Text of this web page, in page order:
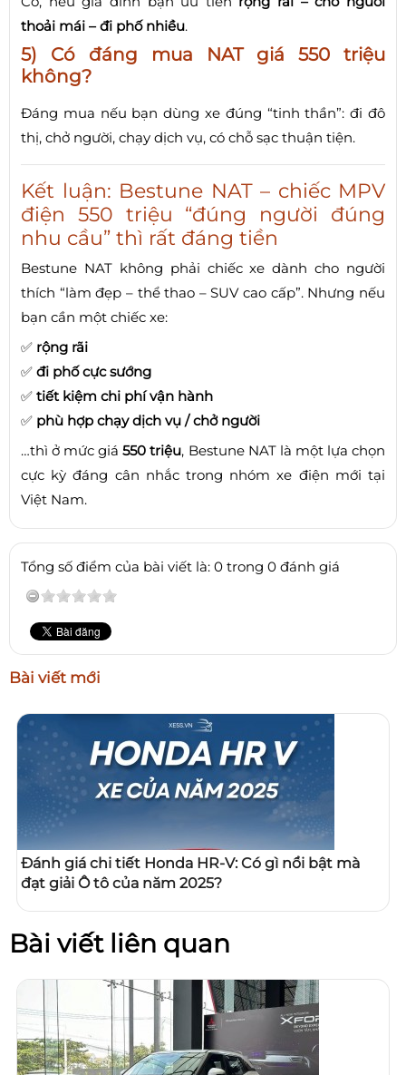
thoải mái – đi phố nhiều.
5) Có đáng mua NAT giá 550 triệu
không?
Đáng mua nếu bạn dùng xe đúng “tinh thần”: đi đô
thị, chở người, chạy dịch vụ, có chỗ sạc thuận tiện.
Kết luận: Bestune NAT – chiếc MPV
điện 550 triệu “đúng người đúng
nhu cầu” thì rất đáng tiền
Bestune NAT không phải chiếc xe dành cho người
thích “làm đẹp – thể thao – SUV cao cấp”. Nhưng nếu
bạn cần một chiếc xe:
✅ rộng rãi
✅ đi phố cực sướng
✅ tiết kiệm chi phí vận hành
✅ phù hợp chạy dịch vụ / chở người
…thì ở mức giá550 triệu, Bestune NAT là một lựa chọn
cực kỳ đáng cân nhắc trong nhóm xe điện mới tại
Việt Nam.
Tổng số điểm của bài viết là: 0 trong 0 đánh giá
Bài viết mới
Đánh giá chi tiết Honda HR-V: Có gì nổi bật mà
đạt giải Ô tô của năm 2025?
Bài viết liên quan